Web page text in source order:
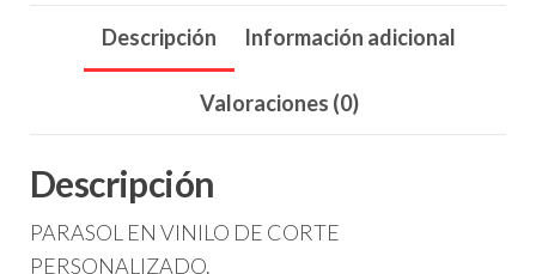
Descripción Información adicional
Valoraciones (0)
Descripción
PARASOL EN VINILO DE CORTE
PERSONALIZADO.